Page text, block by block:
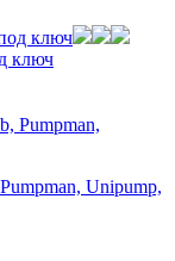
ключ
Unipump,